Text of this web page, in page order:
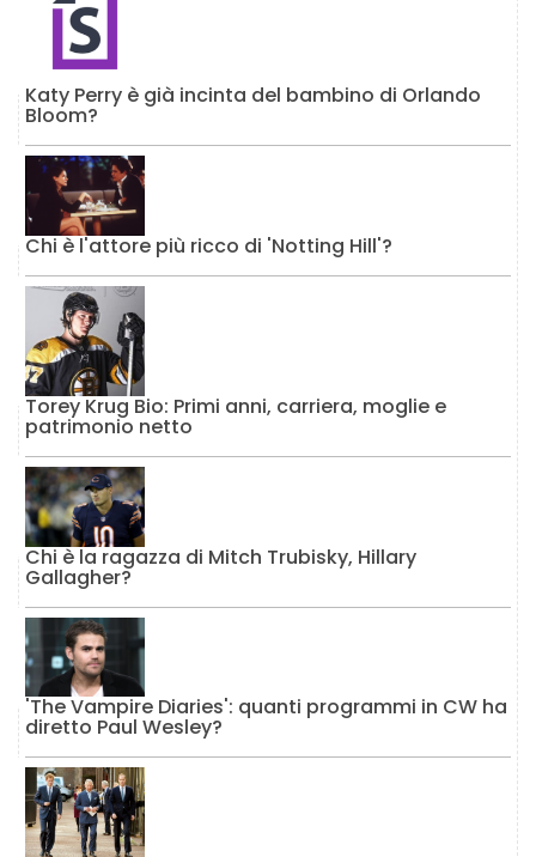
Katy Perry è già incinta del bambino di Orlando
Bloom?
Chi è l'attore più ricco di 'Notting Hill'?
Torey Krug Bio: Primi anni, carriera, moglie e
patrimonio netto
Chi è la ragazza di Mitch Trubisky, Hillary
Gallagher?
'The Vampire Diaries': quanti programmi in CW ha
diretto Paul Wesley?